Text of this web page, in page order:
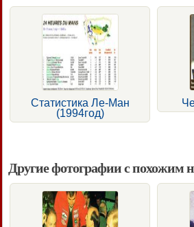
Статистика Ле-Ман
(1994год)
Другие фотографии с похожим